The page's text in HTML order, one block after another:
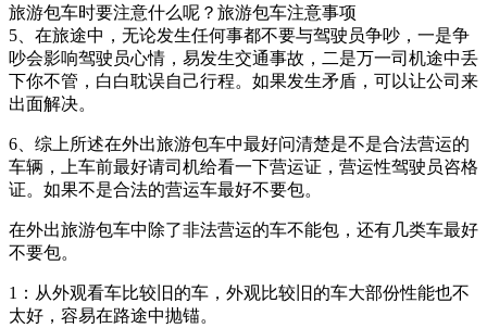
旅游包车时要注意什么呢？旅游包车注意事项
5、在旅途中，无论发生任何事都不要与驾驶员争吵，一是争
吵会影响驾驶员心情，易发生交通事故，二是万一司机途中丢
下你不管，白白耽误自己行程。如果发生矛盾，可以让公司来
出面解决。
6、综上所述在外出旅游包车中最好问清楚是不是合法营运的
车辆，上车前最好请司机给看一下营运证，营运性驾驶员咨格
证。如果不是合法的营运车最好不要包。
在外出旅游包车中除了非法营运的车不能包，还有几类车最好
不要包。
1：从外观看车比较旧的车，外观比较旧的车大部份性能也不
太好，容易在路途中抛锚。